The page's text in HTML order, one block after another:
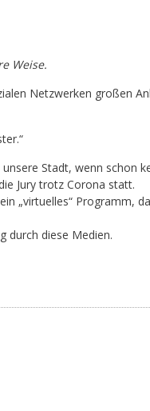
Weise.
Netzwerken großen
Stadt, wenn schon
Jury trotz Corona statt.
„virtuelles“ Programm,
durch diese Medien.